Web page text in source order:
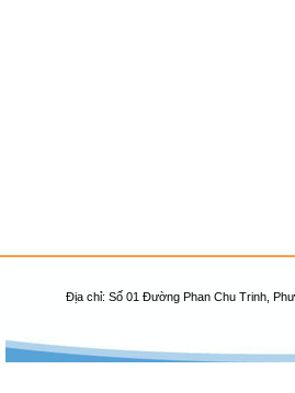
Địa chỉ: Số 01 Đường Phan Chu Trinh,